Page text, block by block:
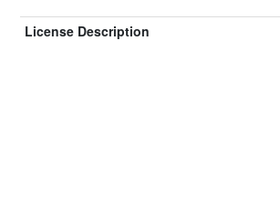
License Description